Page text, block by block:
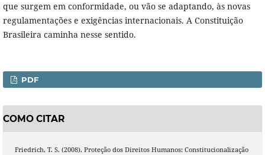
que surgem em conformidade, ou vão se adaptando, às novas
regulamentações e exigências internacionais. A Constituição
Brasileira caminha nesse sentido.
PDF
COMO CITAR
Friedrich, T. S. (2008). Proteção dos Direitos Humanos: Constitucionalização